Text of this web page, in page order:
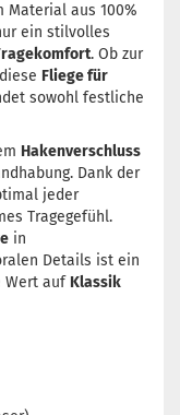
Material aus 100%
ein stilvolles
. Ob zur
Fliege für
sowohl festliche
Hakenverschluss
Dank der
jeder
Tragegefühl.
in
Details ist ein
Wert auf Klassik